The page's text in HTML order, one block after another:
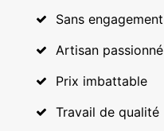
Sans engagement
Artisan passionné
Prix imbattable
Travail de qualité